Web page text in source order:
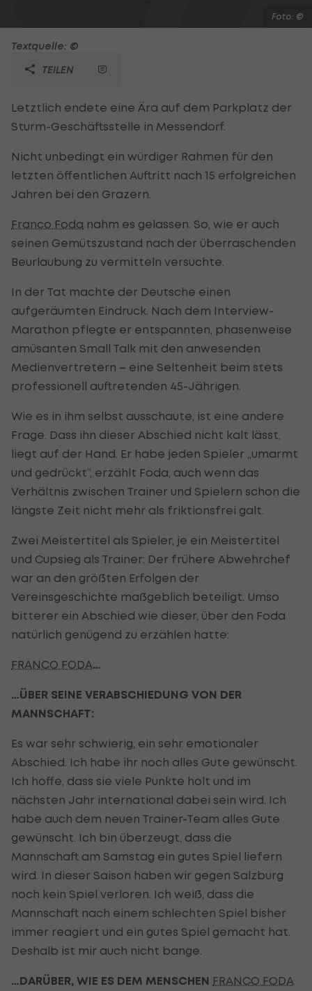
Foto: ©
Textquelle: ©
TEILEN
Letztlich endete eine Ära auf dem Parkplatz der
Sturm-Geschäftsstelle in Messendorf.
Nicht unbedingt ein würdiger Rahmen für den
letzten öffentlichen Auftritt nach 15 erfolgreichen
Jahren bei den Grazern.
Franco Foda nahm es gelassen. So, wie er auch
seinen Gemütszustand nach der überraschenden
Beurlaubung zu vermitteln versuchte.
In der Tat machte der Deutsche einen
aufgeräumten Eindruck. Nach dem Interview-
Marathon pflegte er entspannten, phasenweise
amüsanten Small Talk mit den anwesenden
Medienvertretern – eine Seltenheit beim stets
professionell auftretenden 45-Jährigen.
Wie es in ihm selbst ausschaute, ist eine andere
Frage. Dass ihn dieser Abschied nicht kalt lässt,
liegt auf der Hand. Er habe jeden Spieler „umarmt
und gedrückt“, erzählt Foda, auch wenn das
Verhältnis zwischen Trainer und Spielern schon die
längste Zeit nicht mehr als friktionsfrei galt.
Zwei Meistertitel als Spieler, je ein Meistertitel
und Cupsieg als Trainer: Der frühere Abwehrchef
war an den größten Erfolgen der
Vereinsgeschichte maßgeblich beteiligt. Umso
bitterer ein Abschied wie dieser, über den Foda
natürlich genügend zu erzählen hatte:
FRANCO FODA…
…ÜBER SEINE VERABSCHIEDUNG VON DER
MANNSCHAFT:
Es war sehr schwierig, ein sehr emotionaler
Abschied. Ich habe ihr noch alles Gute gewünscht.
Ich hoffe, dass sie viele Punkte holt und im
nächsten Jahr international dabei sein wird. Ich
habe auch dem neuen Trainer-Team alles Gute
gewünscht. Ich bin überzeugt, dass die
Mannschaft am Samstag ein gutes Spiel liefern
wird. In dieser Saison haben wir gegen Salzburg
noch kein Spiel verloren. Ich weiß, dass die
Mannschaft nach einem schlechten Spiel bisher
immer reagiert und ein gutes Spiel gemacht hat.
Deshalb ist mir auch nicht bange.
…DARÜBER, WIE ES DEM MENSCHEN FRANCO FODA